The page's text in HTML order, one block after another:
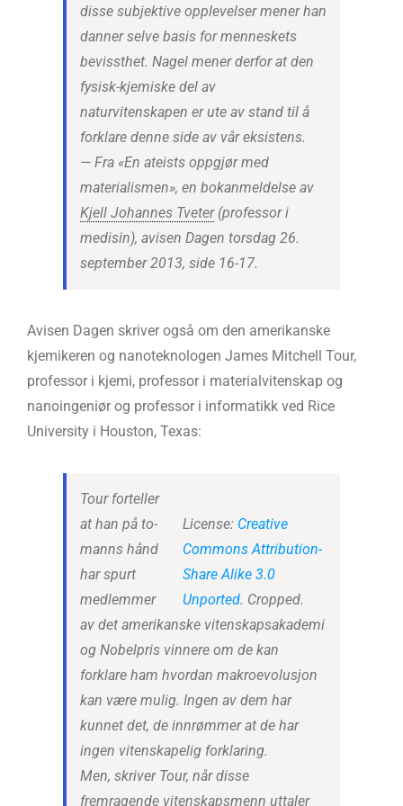
disse subjektive opplevelser mener han
danner selve basis for menneskets
bevissthet. Nagel mener derfor at den
fysisk-kjemiske del av
naturvitenskapen er ute av stand til å
forklare denne side av vår eksistens.
— Fra «En ateists oppgjør med
materialismen», en bokanmeldelse av
Kjell Johannes Tveter(professor i
medisin), avisen Dagen torsdag 26.
september 2013, side 16-17.
Avisen Dagen skriver også om den amerikanske
kjemikeren og nanoteknologen James Mitchell Tour,
professor i kjemi, professor i materialvitenskap og
nanoingeniør og professor i informatikk ved Rice
University i Houston, Texas:
License: Creative
Commons Attribution-
Share Alike 3.0
Unported. Cropped.
Tour forteller
at han på to-
manns hånd
har spurt
medlemmer
av det amerikanske vitenskapsakademi
og Nobelpris vinnere om de kan
forklare ham hvordan makroevolusjon
kan være mulig. Ingen av dem har
kunnet det, de innrømmer at de har
ingen vitenskapelig forklaring.
Men, skriver Tour, når disse
fremragende vitenskapsmenn uttaler